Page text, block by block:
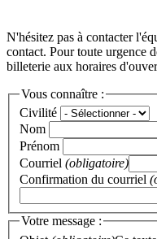
N'hésitez pas à contacter
contact. Pour toute urgence
billeterie aux horaires
Vous connaître :
Civilité
Nom
Prénom
Courriel (obligatoire)
Confirmation du courriel
Votre message :